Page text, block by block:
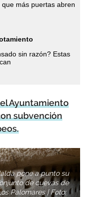
más puertas abren
sin razón? Estas
Ayuntamiento
subvención
pone a punto su
de cuevas de
Palomares | Foto: